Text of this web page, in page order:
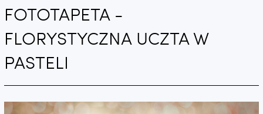
FOTOTAPETA -
FLORYSTYCZNA UCZTA W
PASTELI